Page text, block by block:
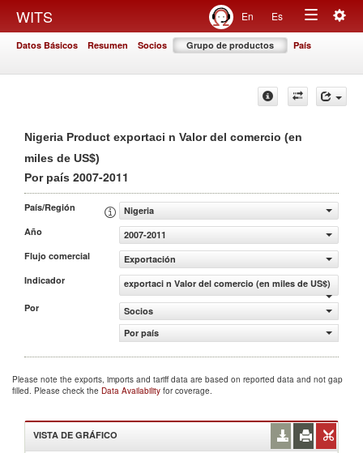
WITS En Es
Toggle
Datos Básicos Resumen Socios Grupo de productos País
Nigeria Product exportaci n Valor del comercio (en
miles de US$)
Por país 2007-2011
País/Región
Nigeria
Año
2007-2011
Flujo comercial
Exportación
Indicador
exportaci n Valor del comercio (en miles de US$)
Por
Socios
Por país
Please note the exports, imports and tariff data are based on reported data and not gap
filled. Please check the Data Availability for coverage.
VISTA DE GRÁFICO